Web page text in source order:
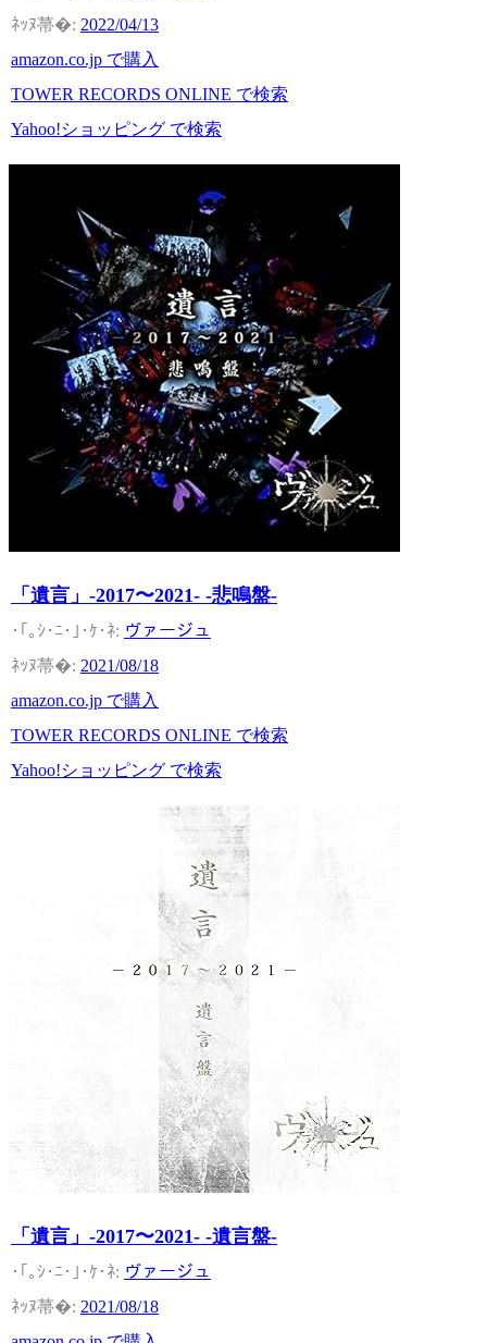
2022/04/13
amazon.co.jp で購入
TOWER RECORDS ONLINE で検索
Yahoo!ショッピング で検索
「遺言」-2017〜2021- -悲鳴盤-
ヴァージュ
2021/08/18
amazon.co.jp で購入
TOWER RECORDS ONLINE で検索
Yahoo!ショッピング で検索
「遺言」-2017〜2021- -遺言盤-
ヴァージュ
2021/08/18